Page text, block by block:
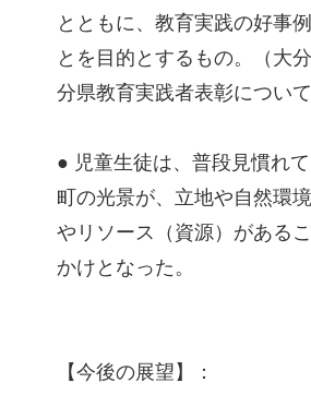
とともに、教育実践の好事
とを目的とするもの。（大
分県教育実践者表彰について
● 児童生徒は、普段見慣れ
町の光景が、立地や自然環
やリソース（資源）がある
かけとなった。
【今後の展望】：